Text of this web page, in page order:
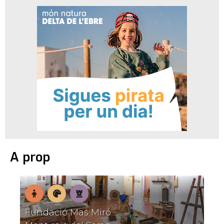
A prop
En
família
MuseusPatrimoni
Fundació Mas Miró